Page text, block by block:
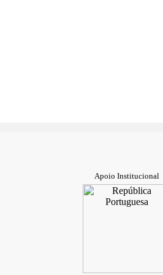
Apoio Institucional